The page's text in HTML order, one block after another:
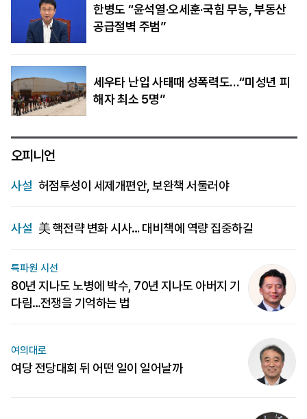
한병도 “윤석열·오세훈·국힘 무능, 부동산
공급절벽 주범”
세우타 난입 사태때 성폭력도…“미성년 피
해자 최소 5명”
오피니언
사설 허점투성이 세제개편안, 보완책 서둘러야
사설 美 핵전략 변화 시사… 대비책에 역량 집중하길
특파원 시선
80년 지나도 노병에 박수, 70년 지나도 아버지 기
다림…전쟁을 기억하는 법
여의대로
여당 전당대회 뒤 어떤 일이 일어날까